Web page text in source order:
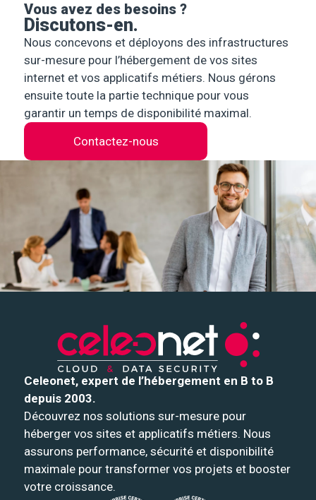
Vous avez des besoins ?
Discutons-en.
Nous concevons et déployons des infrastructures
sur-mesure pour l’hébergement de vos sites
internet et vos applicatifs métiers. Nous gérons
ensuite toute la partie technique pour vous
garantir un temps de disponibilité maximal.
Contactez-nous
Celeonet, expert de l’hébergement en B to B
depuis 2003.
Découvrez nos solutions sur-mesure pour
héberger vos sites et applicatifs métiers. Nous
assurons performance, sécurité et disponibilité
maximale pour transformer vos projets et booster
votre croissance.